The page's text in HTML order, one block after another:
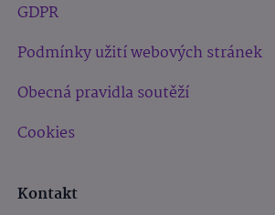
GDPR
Podmínky užití webových stránek
Obecná pravidla soutěží
Cookies
Kontakt